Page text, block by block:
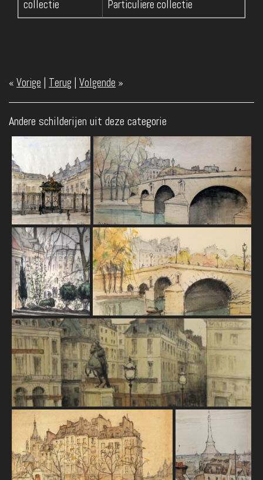
collectie
Particuliere collectie
« Vorige | Terug | Volgende »
Andere schilderijen uit deze categorie